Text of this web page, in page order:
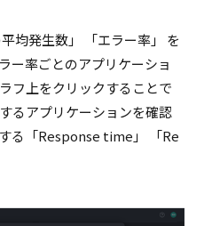
均発生数」 「エラー率」 を
ー率ごとのアプリケーショ
フ上をクリックすることで
るアプリケーションを確認
る「Response time 」 「Re